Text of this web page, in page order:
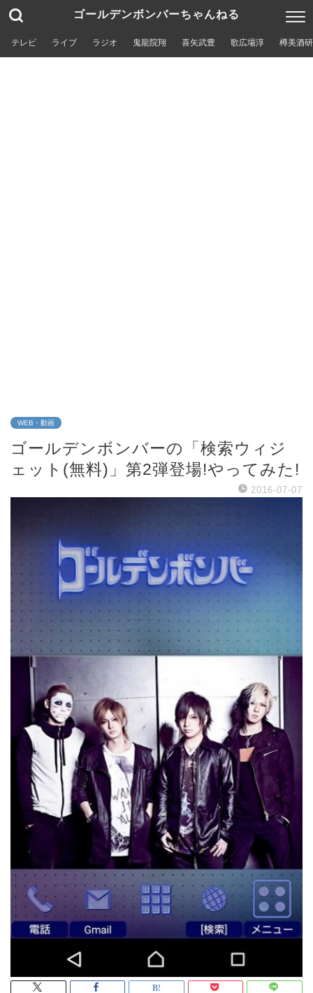
ゴールデンボンバーちゃんねる
テレビ ライブ ラジオ 鬼龍院翔 喜矢武豊 歌広場淳 樽美酒
WEB・動画
ゴールデンボンバーの「検索ウィジ
ェット(無料)」第2弾登場!やってみた!
2016-07-07